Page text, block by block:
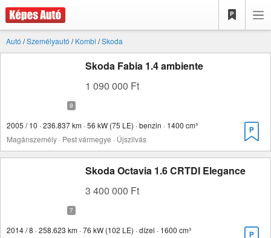
Autó /Személyautó /Kombi /Skoda
Skoda Fabia 1.4 ambiente
1 090 000 Ft
2005 / 10 · 236.837 km · 56 kW (75 LE) · benzin · 1400 cm³
Magánszemély · Pest vármegye · Újszilvás
Skoda Octavia 1.6 CRTDI Elegance
3 400 000 Ft
2014 / 8 · 258.623 km · 76 kW (102 LE) · dízel · 1600 cm³